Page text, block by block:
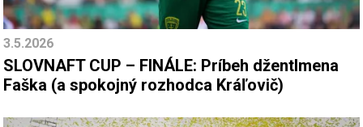
3.5.2026
SLOVNAFT CUP – FINÁLE: Príbeh džentlmena
Faška (a spokojný rozhodca Kráľovič)